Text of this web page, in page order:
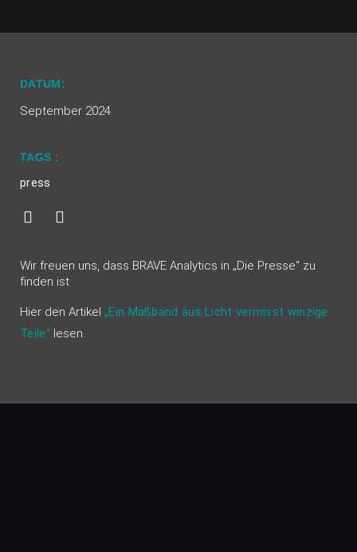
DATUM:
September 2024
TAGS :
press
Wir freuen uns, dass BRAVE Analytics in „Die Presse“ zu
finden ist
Hier den Artikel „Ein Maßband aus Licht vermisst winzige
Teile“lesen.